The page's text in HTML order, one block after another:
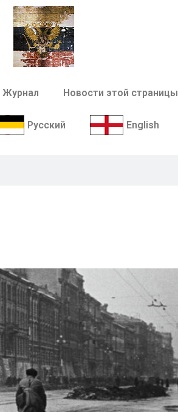
Журнал Новости этой страницы
Русский English